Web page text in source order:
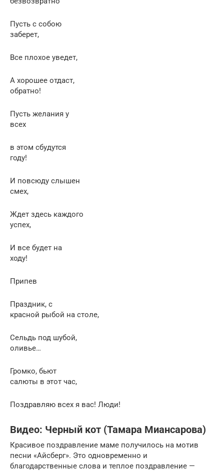
Пусть с собою
заберет,
Все плохое уведет,
А хорошее отдаст,
обратно!
Пусть желания у
всех
в этом сбудутся
году!
И повсюду слышен
смех,
Ждет здесь каждого
успех,
И все будет на
ходу!
Припев
Праздник, с
красной рыбой на столе,
Сельдь под шубой,
оливье…
Громко, бьют
салюты в этот час,
Поздравляю всех я вас! Люди!
Видео: Черный кот (Тамара Миансарова)
Красивое поздравление маме получилось на мотив
песни «Айсберг». Это одновременно и
благодарственные слова и теплое поздравление —